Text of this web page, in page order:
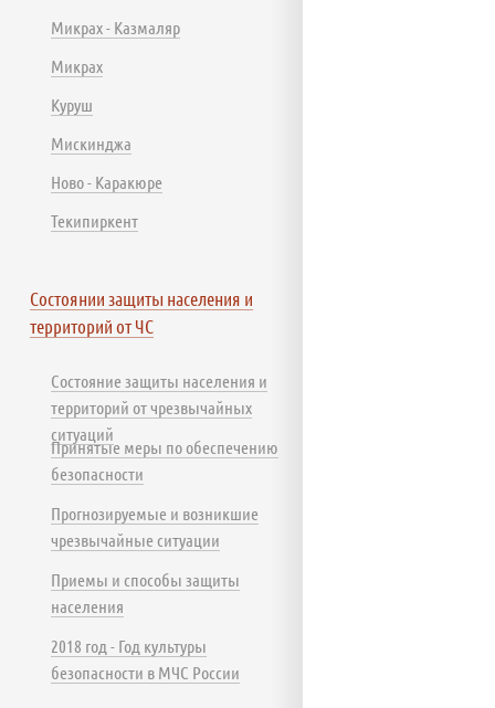
Микрах - Казмаляр
Микрах
Куруш
Мискинджа
Ново - Каракюре
Текипиркент
Состоянии защиты населения и
территорий от ЧС
Состояние защиты населения и
территорий от чрезвычайных
ситуаций
Принятые меры по обеспечению
безопасности
Прогнозируемые и возникшие
чрезвычайные ситуации
Приемы и способы защиты
населения
2018 год - Год культуры
безопасности в МЧС России